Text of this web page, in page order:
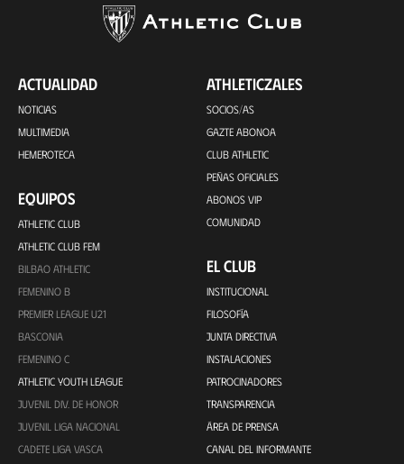
ACTUALIDAD
NOTICIAS
MULTIMEDIA
HEMEROTECA
EQUIPOS
ATHLETIC CLUB
ATHLETIC CLUB FEM
BILBAO ATHLETIC
FEMENINO B
PREMIER LEAGUE U21
BASCONIA
FEMENINO C
ATHLETIC YOUTH LEAGUE
JUVENIL DIV. DE HONOR
JUVENIL LIGA NACIONAL
CADETE LIGA VASCA
ATHLETICZALES
SOCIOS/AS
GAZTE ABONOA
CLUB ATHLETIC
PEÑAS OFICIALES
ABONOS VIP
COMUNIDAD
EL CLUB
INSTITUCIONAL
FILOSOFÍA
JUNTA DIRECTIVA
INSTALACIONES
PATROCINADORES
TRANSPARENCIA
ÁREA DE PRENSA
CANAL DEL INFORMANTE